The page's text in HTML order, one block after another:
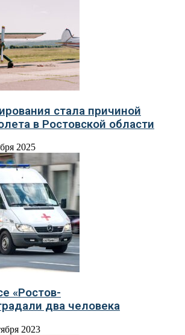
стала причиной
в Ростовской области
2025
«Ростов-
два человека
2023